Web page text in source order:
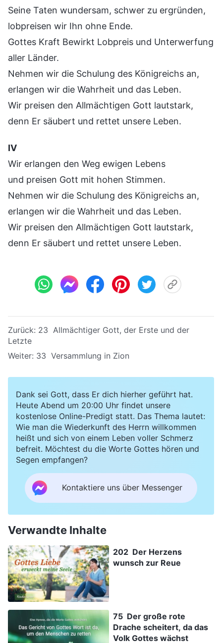
Seine Taten wundersam, schwer zu ergründen,
lobpreisen wir Ihn ohne Ende.
Gottes Kraft Bewirkt Lobpreis und Unterwerfung
aller Länder.
Nehmen wir die Schulung des Königreichs an,
erlangen wir die Wahrheit und das Leben.
Wir preisen den Allmächtigen Gott lautstark,
denn Er säubert und rettet unsere Leben.
Ⅳ
Wir erlangen den Weg ewigen Lebens
und preisen Gott mit hohen Stimmen.
Nehmen wir die Schulung des Königreichs an,
erlangen wir die Wahrheit und das Leben.
Wir preisen den Allmächtigen Gott lautstark,
denn Er säubert und rettet unsere Leben.
Zurück: 23 Allmächtiger Gott, der Erste und der
Letzte
Weiter: 33 Versammlung in Zion
Dank sei Gott, dass Er dich hierher geführt hat.
Heute Abend um 20:00 Uhr findet unsere
kostenlose Online-Predigt statt. Das Thema lautet:
Wie man die Wiederkunft des Herrn willkommen
heißt und sich von einem Leben voller Schmerz
befreit. Möchtest du die Worte Gottes hören und
Segen empfangen?
Kontaktiere uns über Messenger
Verwandte Inhalte
202 Der Herzens
wunsch zur Reue
75 Der große rote
Drache scheitert, da das
Volk Gottes wächst